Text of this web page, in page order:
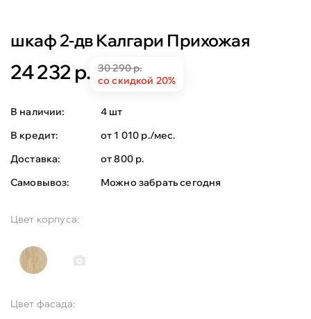
шкаф 2-дв Калгари Прихожая
24 232 р.
30 290 р.
со скидкой 20%
В наличии:
4 шт
В кредит:
от 1 010 р./мес.
Доставка:
от 800 р.
Самовывоз:
Можно забрать сегодня
Цвет корпуса:
Цвет фасада: